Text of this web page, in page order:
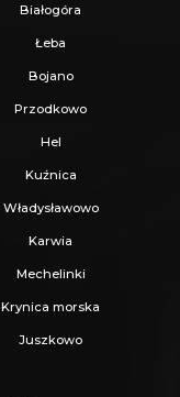
Białogóra
Łeba
Bojano
Przodkowo
Hel
Kuźnica
Władysławowo
Karwia
Mechelinki
Krynica morska
Juszkowo